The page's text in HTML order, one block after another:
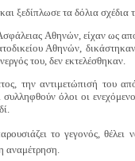
ξεδίπλωσε τα δόλια σχέδια
Αθηνών, είχαν ως
Αθηνών,
του, δεν εκτελέσθηκαν.
την αντιμετώπισή του
όλοι οι
το γεγονός, θέλει
αναμέτρηση.